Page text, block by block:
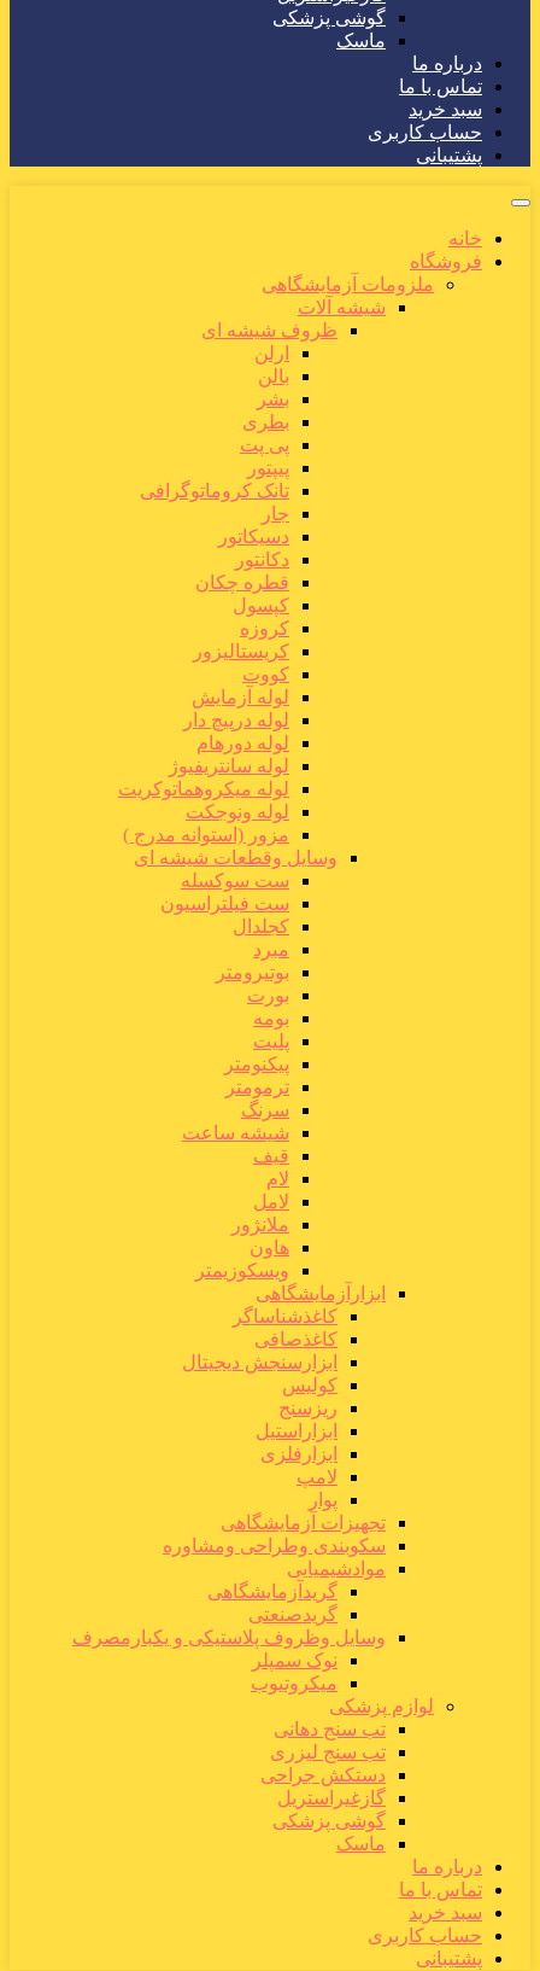
گوشی پزشکی
ماسک
درباره ما
تماس با ما
سبد خرید
حساب کاربری
پشتیبانی
خانه
فروشگاه
ملزومات آزمایشگاهی
شیشه آلات
ظروف شیشه ای
ارلن
بالن
بشر
بطری
پی پت
پیپتور
تانک کروماتوگرافی
جار
دسیکاتور
دکانتور
قطره چکان
کپسول
کروزه
کریستالیزور
کووت
لوله آزمایش
لوله درپیچ دار
لوله دورهام
لوله سانتریفیوژ
لوله میکروهماتوکریت
لوله ونوجکت
مزور (استوانه مدرج )
وسایل وقطعات شیشه ای
ست سوکسله
ست فیلتراسیون
کجلدال
مبرد
بوتیرومتر
بورت
بومه
پلیت
پیکنومتر
ترمومتر
سرنگ
شیشه ساعت
قیف
لام
لامل
ملانژور
هاون
ویسکوزیمتر
ابزارآزمایشگاهی
کاغذشناساگر
کاغذصافی
ابزارسنجش دیجیتال
کولیس
ریزسنج
ابزاراستیل
ابزارفلزی
لامپ
پوار
تجهیزات آزمایشگاهی
سکوبندی وطراحی ومشاوره
موادشیمیایی
گریدآزمایشگاهی
گریدصنعتی
وسایل وظروف پلاستیکی و یکبارمصرف
نوک سمپلر
میکروتیوب
لوازم پزشکی
تب سنج دهانی
تب سنج لیزری
دستکش جراحی
گازغیراستریل
گوشی پزشکی
ماسک
درباره ما
تماس با ما
سبد خرید
حساب کاربری
پشتیبانی